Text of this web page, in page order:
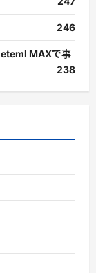
246
MAXで事
238